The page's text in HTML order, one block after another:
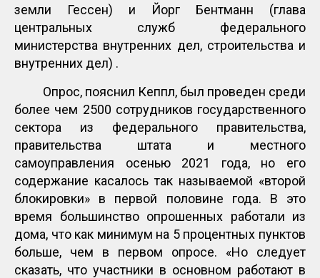
земли Гессен) и Йорг Бентманн (глава
центральных служб федерального
министерства внутренних дел, строительства и
внутренних дел) .
Опрос, пояснил Кеппл, был проведен среди
более чем 2500 сотрудников государственного
сектора из федерального правительства,
правительства штата и местного
самоуправления осенью 2021 года, но его
содержание касалось так называемой «второй
блокировки» в первой половине года. В это
время большинство опрошенных работали из
дома, что как минимум на 5 процентных пунктов
больше, чем в первом опросе. «Но следует
сказать, что участники в основном работают в